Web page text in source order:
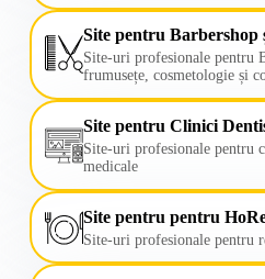
Site pentru Barbershop
Site-uri profesionale pentru
frumusețe, cosmetologie și
Site pentru Clinici
Site-uri profesionale pentru
medicale
Site pentru pentru
Site-uri profesionale pentru